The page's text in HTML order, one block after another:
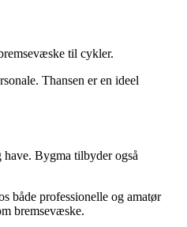
til cykler.
Thansen er en ideel
Bygma tilbyder også
både professionelle og amatør
bremsevæske.